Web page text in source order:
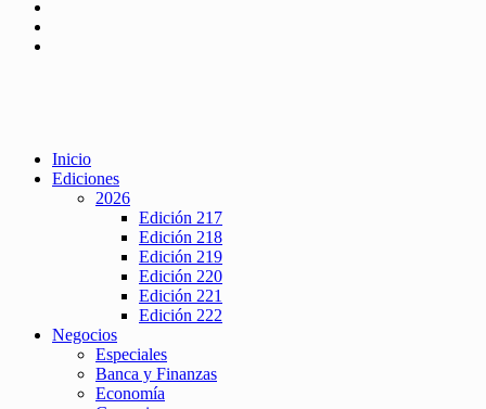
Inicio
Ediciones
2026
Edición 217
Edición 218
Edición 219
Edición 220
Edición 221
Edición 222
Negocios
Especiales
Banca y Finanzas
Economía